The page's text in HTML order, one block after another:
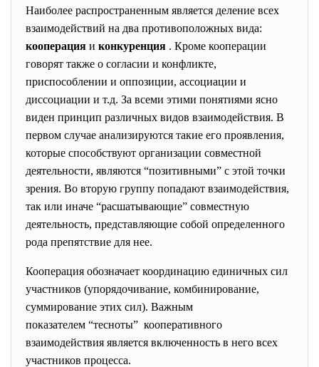
Наиболее распространенным является деление всех
взаимодействий на два противоположных вида:
кооперация и конкуренция . Кроме кооперации
говорят также о согласии и конфликте,
приспособлении и оппозиции, ассоциации и
диссоциации и т.д. За всеми этими понятиями ясно
виден принцип различных видов взаимодействия. В
первом случае анализируются такие его проявления,
которые способствуют организации совместной
деятельности, являются “позитивными” с этой точки
зрения. Во вторую группу попадают взаимодействия,
так или иначе “расшатывающие” совместную
деятельность, представляющие собой определенного
рода препятствие для нее.
Кооперация обозначает координацию единичных сил
участников (упорядочивание, комбинирование,
суммирование этих сил). Важным
показателем “тесноты” кооперативного
взаимодействия является включенность в него всех
участников процесса.